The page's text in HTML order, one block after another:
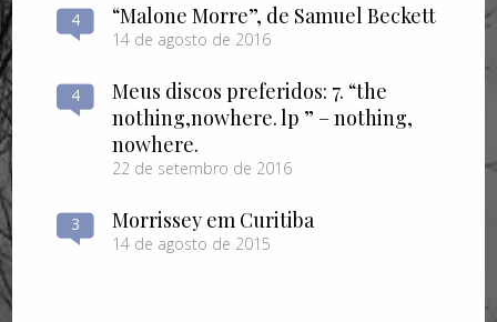
4 “Malone Morre”, de Samuel Beckett
14 de agosto de 2016
4
Meus discos preferidos: 7. “the
nothing​,​nowhere. lp ” – nothing​,​
nowhere.
22 de setembro de 2016
3 Morrissey em Curitiba
14 de agosto de 2015